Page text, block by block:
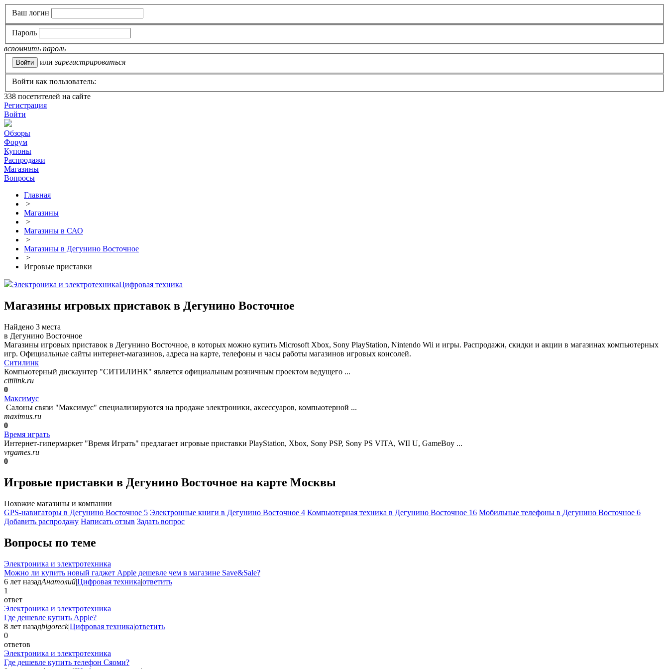
Ваш логин
Пароль
вспомнить пароль
или зарегистрироваться
Войти как пользователь:
338 посетителей на сайте
Регистрация
Войти
Обзоры
Форум
Купоны
Распродажи
Магазины
Вопросы
Главная
>
Магазины
>
Магазины в САО
>
Магазины в Дегунино Восточное
>
Игровые приставки
Электроника и электротехникаЦифровая техника
Магазины игровых приставок в Дегунино Восточное
Найдено 3 места
в Дегунино Восточное
Магазины игровых приставок в Дегунино Восточное, в которых можно купить Microsoft Xbox, Sony PlayStation, Nintendo Wii и игры. Распродажи, скидки и акции в магазинах компьютерных
игр. Официальные сайты интернет-магазинов, адреса на карте, телефоны и часы работы магазинов игровых консолей.
Ситилинк
Компьютерный дискаунтер "СИТИЛИНК" является официальным розничным проектом ведущего ...
citilink.ru
0
Максимус
Салоны связи "Максимус" специализируются на продаже электроники, аксессуаров, компьютерной ...
maximus.ru
0
Время играть
Интернет-гипермаркет "Время Играть" предлагает игровые приставки PlayStation, Xbox, Sony PSP, Sony PS VITA, WII U, GameBoy ...
vrgames.ru
0
Игровые приставки в Дегунино Восточное на карте Москвы
Похожие магазины и компании
GPS-навигаторы в Дегунино Восточное 5 Электронные книги в Дегунино Восточное 4 Компьютерная техника в Дегунино Восточное 16 Мобильные телефоны в Дегунино Восточное 6
Добавить раcпродажу Написать отзыв Задать вопрос
Вопросы по теме
Электроника и электротехника
Можно ли купить новый гаджет Apple дешевле чем в магазине Save&Sale?
6 лет назадАнатолий|Цифровая техника|ответить
1
ответ
Электроника и электротехника
Где дешевле купить Apple?
8 лет назадbigoreck|Цифровая техника|ответить
0
ответов
Электроника и электротехника
Где дешевле купить телефон Сяоми?